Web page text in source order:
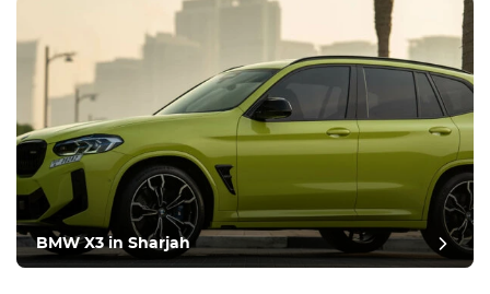
BMW X3 in Sharjah